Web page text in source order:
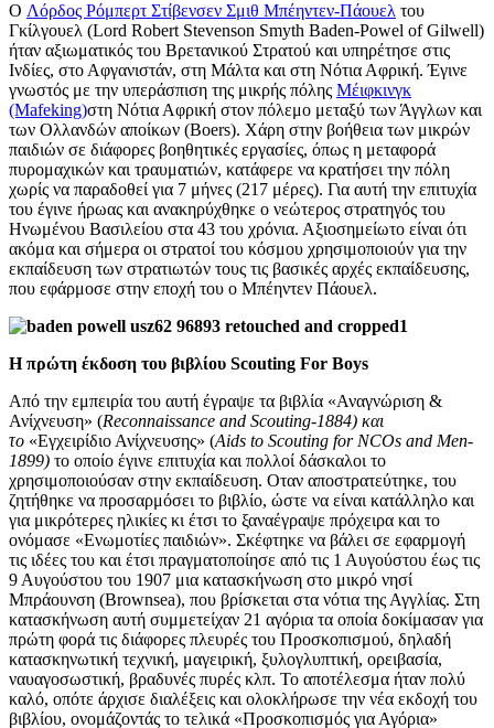
Ο Λόρδος Ρόμπερτ Στίβενσεν Σμιθ Μπέηντεν-Πάουελ του
Γκίλγουελ (Lord Robert Stevenson Smyth Baden-Powel of Gilwell)
ήταν αξιωματικός του Βρετανικού Στρατού και υπηρέτησε στις
Ινδίες, στο Αφγανιστάν, στη Μάλτα και στη Νότια Αφρική. Έγινε
γνωστός με την υπεράσπιση της μικρής πόλης Μέιφκινγκ
(Mafeking)στη Νότια Αφρική στον πόλεμο μεταξύ των Άγγλων και
των Ολλανδών αποίκων (Boers). Χάρη στην βοήθεια των μικρών
παιδιών σε διάφορες βοηθητικές εργασίες, όπως η μεταφορά
πυρομαχικών και τραυματιών, κατάφερε να κρατήσει την πόλη
χωρίς να παραδοθεί για 7 μήνες (217 μέρες). Για αυτή την επιτυχία
του έγινε ήρωας και ανακηρύχθηκε ο νεώτερος στρατηγός του
Ηνωμένου Βασιλείου στα 43 του χρόνια. Αξιοσημείωτο είναι ότι
ακόμα και σήμερα οι στρατοί του κόσμου χρησιμοποιούν για την
εκπαίδευση των στρατιωτών τους τις βασικές αρχές εκπαίδευσης,
που εφάρμοσε στην εποχή του ο Μπέηντεν Πάουελ.
Η πρώτη έκδοση του βιβλίου Scouting For Boys
Από την εμπειρία του αυτή έγραψε τα βιβλία «Αναγνώριση &
Ανίχνευση» (Reconnaissance and Scouting-1884) και
το «Εγχειρίδιο Ανίχνευσης» (Aids to Scouting for NCOs and Men-
1899) το οποίο έγινε επιτυχία και πολλοί δάσκαλοι το
χρησιμοποιούσαν στην εκπαίδευση. Οταν αποστρατεύτηκε, του
ζητήθηκε να προσαρμόσει το βιβλίο, ώστε να είναι κατάλληλο και
για μικρότερες ηλικίες κι έτσι το ξαναέγραψε πρόχειρα και το
ονόμασε «Ενωμοτίες παιδιών». Σκέφτηκε να βάλει σε εφαρμογή
τις ιδέες του και έτσι πραγματοποίησε από τις 1 Αυγούστου έως τις
9 Αυγούστου του 1907 μια κατασκήνωση στο μικρό νησί
Μπράουνση (Brownsea), που βρίσκεται στα νότια της Αγγλίας. Στη
κατασκήνωση αυτή συμμετείχαν 21 αγόρια τα οποία δοκίμασαν για
πρώτη φορά τις διάφορες πλευρές του Προσκοπισμού, δηλαδή
κατασκηνωτική τεχνική, μαγειρική, ξυλογλυπτική, ορειβασία,
ναυαγοσωστική, βραδυνές πυρές κλπ. Το αποτέλεσμα ήταν πολύ
καλό, οπότε άρχισε διαλέξεις και ολοκλήρωσε την νέα εκδοχή του
βιβλίου, ονομάζοντάς το τελικά «Προσκοπισμός για Αγόρια»